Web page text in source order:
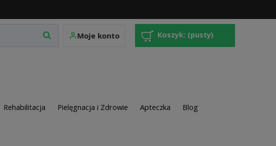
Koszyk: (pusty)
Moje konto
Rehabilitacja Pielęgnacja i Zdrowie Apteczka Blog